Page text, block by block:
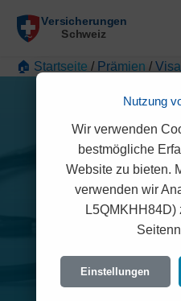
🏠 Startseite / Prämien /
Visana
Nutzung
Wir verwenden
bestmögliche
Website zu bieten.
verwenden wir
L5QMKHH84D)
Einstellungen